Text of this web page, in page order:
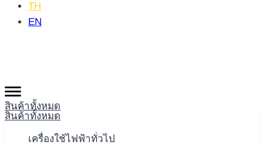
TH
EN
สินค้าทั้งหมด
สินค้าทั้งหมด
เครื่องใช้ไฟฟ้าทั่วไป